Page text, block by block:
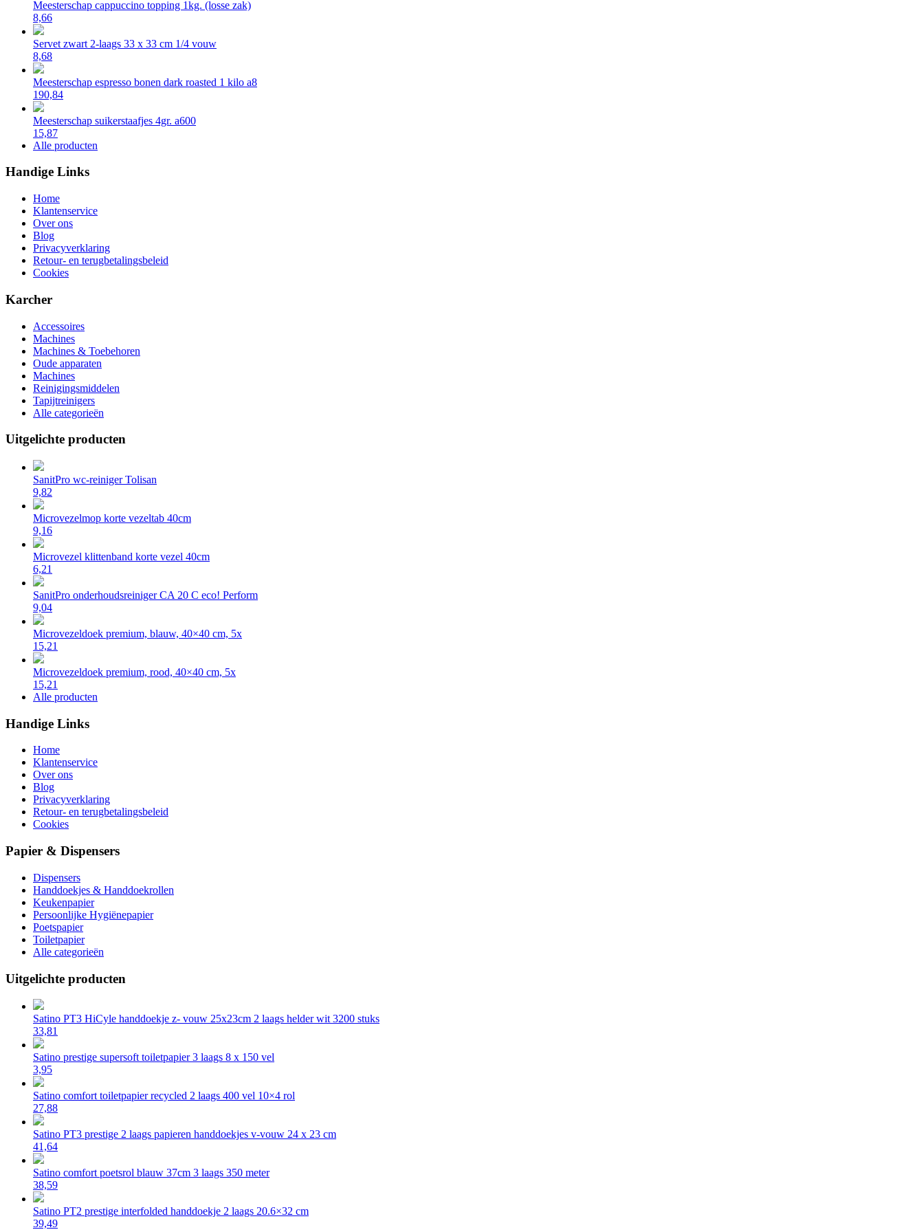
Meesterschap cappuccino topping 1kg. (losse zak)
8,66
Servet zwart 2-laags 33 x 33 cm 1/4 vouw
8,68
Meesterschap espresso bonen dark roasted 1 kilo a8
190,84
Meesterschap suikerstaafjes 4gr. a600
15,87
Alle producten
Handige Links
Home
Klantenservice
Over ons
Blog
Privacyverklaring
Retour- en terugbetalingsbeleid
Cookies
Karcher
Accessoires
Machines
Machines & Toebehoren
Oude apparaten
Machines
Reinigingsmiddelen
Tapijtreinigers
Alle categorieën
Uitgelichte producten
SanitPro wc-reiniger Tolisan
9,82
Microvezelmop korte vezeltab 40cm
9,16
Microvezel klittenband korte vezel 40cm
6,21
SanitPro onderhoudsreiniger CA 20 C eco! Perform
9,04
Microvezeldoek premium, blauw, 40×40 cm, 5x
15,21
Microvezeldoek premium, rood, 40×40 cm, 5x
15,21
Alle producten
Handige Links
Home
Klantenservice
Over ons
Blog
Privacyverklaring
Retour- en terugbetalingsbeleid
Cookies
Papier & Dispensers
Dispensers
Handdoekjes & Handdoekrollen
Keukenpapier
Persoonlijke Hygiënepapier
Poetspapier
Toiletpapier
Alle categorieën
Uitgelichte producten
Satino PT3 HiCyle handdoekje z- vouw 25x23cm 2 laags helder wit 3200 stuks
33,81
Satino prestige supersoft toiletpapier 3 laags 8 x 150 vel
3,95
Satino comfort toiletpapier recycled 2 laags 400 vel 10×4 rol
27,88
Satino PT3 prestige 2 laags papieren handdoekjes v-vouw 24 x 23 cm
41,64
Satino comfort poetsrol blauw 37cm 3 laags 350 meter
38,59
Satino PT2 prestige interfolded handdoekje 2 laags 20.6×32 cm
39,49